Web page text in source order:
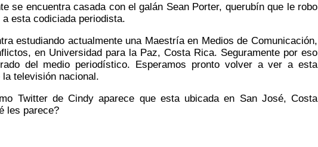
se encuentra casada con el galán Sean Porter, querubín que le robo
esta codiciada periodista.
estudiando actualmente una Maestría en Medios de Comunicación,
en Universidad para la Paz, Costa Rica. Seguramente por eso
del medio periodístico. Esperamos pronto volver a ver a esta
televisión nacional.
Twitter de Cindy aparece que esta ubicada en San José, Costa
les parece?